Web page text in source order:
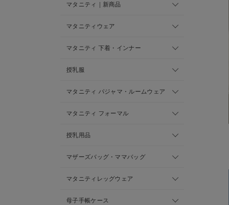
マタニティ｜新商品
マタニティウェア
マタニティ 下着・インナー
授乳服
マタニティ パジャマ・ルームウェア
マタニティ フォーマル
授乳用品
マザーズバッグ・ママバッグ
マタニティレッグウェア
母子手帳ケース